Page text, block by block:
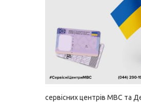
сервісних центрів МВС та